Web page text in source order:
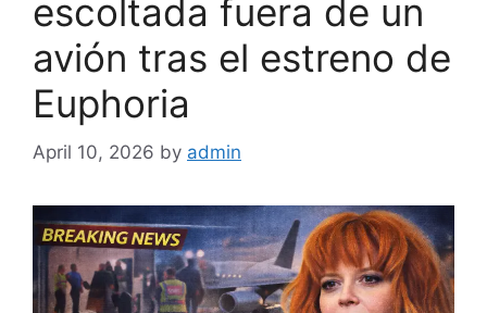
escoltada fuera de un
avión tras el estreno de
Euphoria
April 10, 2026 by admin